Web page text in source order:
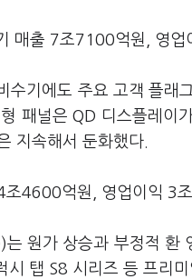
매출 7조7100억원, 영업
수기에도 주요 고객 플래
패널은 QD 디스플레이
지속해서 둔화했다.
4600억원, 영업이익 3
원가 상승과 부정적 환
시 탭 S8 시리즈 등 프리